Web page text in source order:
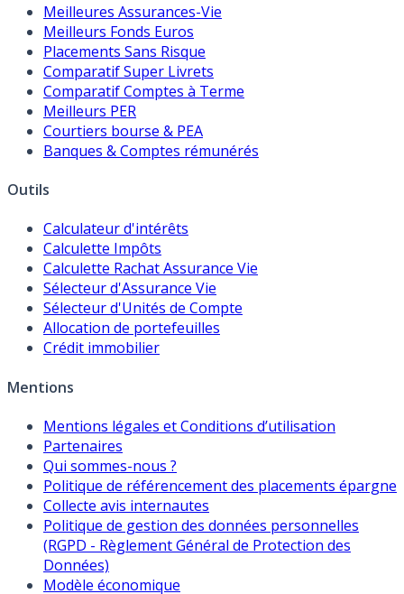
Meilleures Assurances-Vie
Meilleurs Fonds Euros
Placements Sans Risque
Comparatif Super Livrets
Comparatif Comptes à Terme
Meilleurs PER
Courtiers bourse & PEA
Banques & Comptes rémunérés
Outils
Calculateur d'intérêts
Calculette Impôts
Calculette Rachat Assurance Vie
Sélecteur d'Assurance Vie
Sélecteur d'Unités de Compte
Allocation de portefeuilles
Crédit immobilier
Mentions
Mentions légales et Conditions d’utilisation
Partenaires
Qui sommes-nous ?
Politique de référencement des placements épargne
Collecte avis internautes
Politique de gestion des données personnelles
(RGPD - Règlement Général de Protection des
Données)
Modèle économique